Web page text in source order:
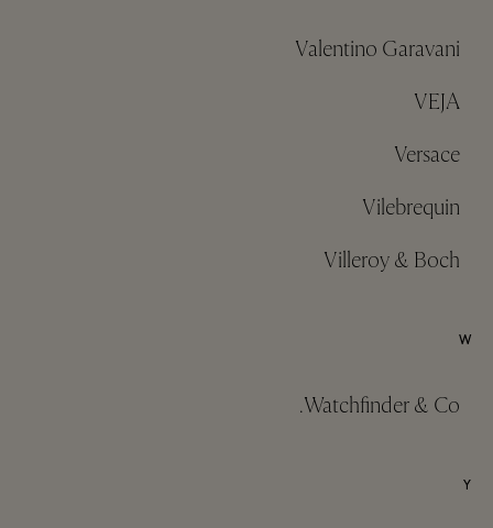
Valentino Garavani
VEJA
Versace
Vilebrequin
Villeroy & Boch
W
Watchfinder & Co.
Y